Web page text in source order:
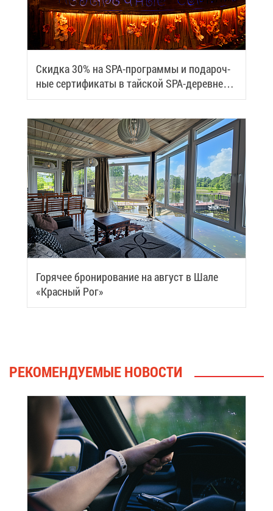
Скид­ка 30% на SPA-про­грам­мы и по­да­роч­
ные сер­ти­фи­ка­ты в тай­ской SPA-де­ревне
Samui
Го­ря­чее бро­ни­ро­ва­ние на ав­густ в Ша­ле
«Крас­ный Рог»
РЕ­КО­МЕН­ДУ­Е­МЫЕ НО­ВО­СТИ